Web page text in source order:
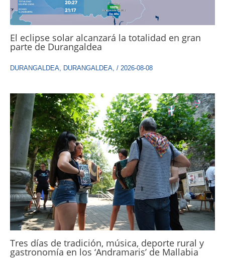
El eclipse solar alcanzará la totalidad en gran
parte de Durangaldea
DURANGALDEA DURANGALDEA / 2026-08-08
Tres días de tradición, música, deporte rural y
gastronomía en los ‘Andramaris’ de Mallabia